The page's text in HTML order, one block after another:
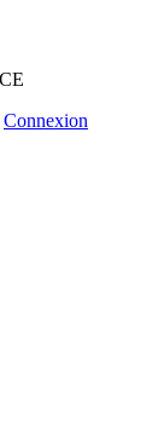
Connexion